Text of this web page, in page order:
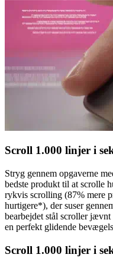
Scroll 1.000 linjer i
Stryg gennem opgaverne
bedste produkt til at scrolle
rykvis scrolling (87% mere
hurtigere*), der suser
bearbejdet stål scroller
en perfekt glidende
Scroll 1.000 linjer i